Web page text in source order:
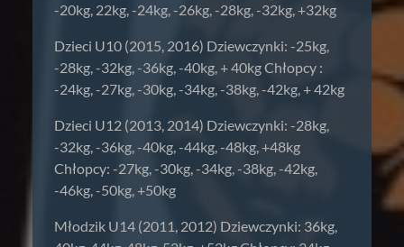
-20kg, 22kg, -24kg, -26kg, -28kg, -32kg, +32kg
Dzieci U10 (2015, 2016) Dziewczynki: -25kg,
-28kg, -32kg, -36kg, -40kg, + 40kg Chłopcy :
-24kg, -27kg, -30kg, -34kg, -38kg, -42kg, + 42kg
Dzieci U12 (2013, 2014) Dziewczynki: -28kg,
-32kg, -36kg, -40kg, -44kg, -48kg, +48kg
Chłopcy: -27kg, -30kg, -34kg, -38kg, -42kg,
-46kg, -50kg, +50kg
Młodzik U14 (2011, 2012) Dziewczynki: 36kg,